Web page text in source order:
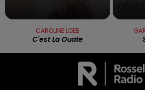
CAROLINE LOEB
C'est La Ouate